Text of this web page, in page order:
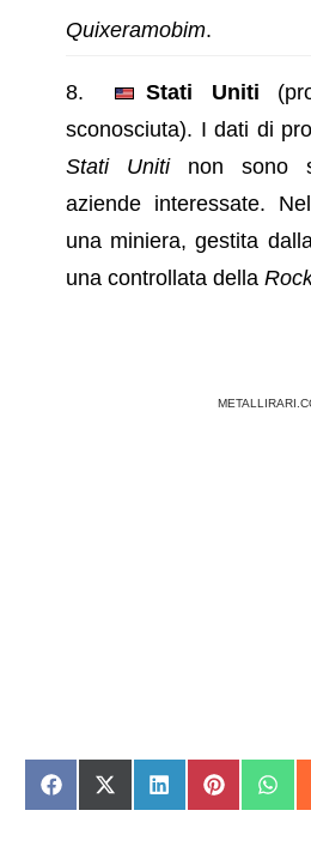
Quixeramobim.
Stati Uniti
sconosciuta). I dati di
Stati Unitinon sono
aziende interessate.
una miniera, gestita
una controllata della
Share
on
Share
on
Share
on
Share
on
on